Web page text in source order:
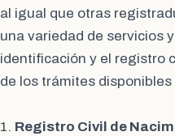
al igual que otras
una variedad de servicios
identificación y el registro
de los trámites disponibles
1. Registro Civil de